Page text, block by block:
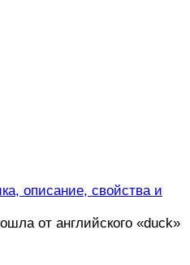
описание, свойства и
от английского «duck»